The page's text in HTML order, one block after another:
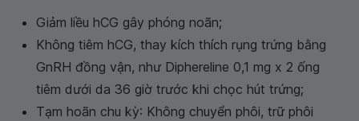
Giảm liều hCG gây phóng noãn;
Không tiêm hCG, thay kích thích rụng trứng bằng
GnRH đồng vận, như Diphereline 0,1 mg x 2 ống
tiêm dưới da 36 giờ trước khi chọc hút trứng;
Tạm hoãn chu kỳ: Không chuyển phôi, trữ phôi